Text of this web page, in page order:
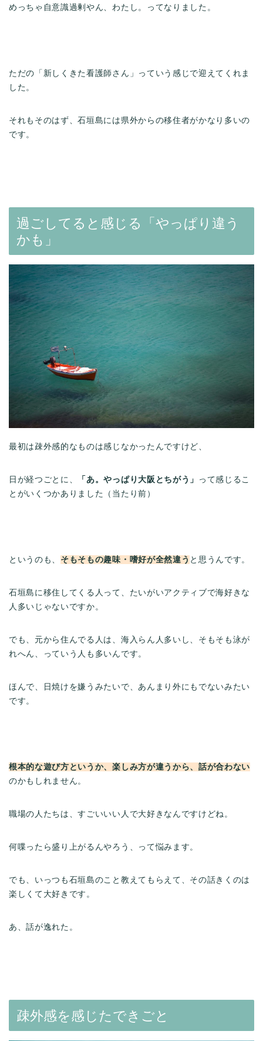
めっちゃ自意識過剰やん、わたし。ってなりました。
ただの「新しくきた看護師さん」っていう感じで迎えてくれま
した。
それもそのはず、石垣島には県外からの移住者がかなり多いの
です。
過ごしてると感じる「やっぱり違う
かも」
最初は疎外感的なものは感じなかったんですけど、
日が経つごとに、 「あ。やっぱり大阪とちがう」
って感じるこ
とがいくつかありました（当たり前）
というのも、 そもそもの趣味・嗜好が全然違う と思うんです。
石垣島に移住してくる人って、たいがいアクティブで海好きな
人多いじゃないですか。
でも、元から住んでる人は、海入らん人多いし、そもそも泳が
れへん、っていう人も多いんです。
ほんで、日焼けを嫌うみたいで、あんまり外にもでないみたい
です。
根本的な遊び方というか、楽しみ方が違うから、話が合わない
のかもしれません。
職場の人たちは、すごいいい人で大好きなんですけどね。
何喋ったら盛り上がるんやろう、って悩みます。
でも、いっつも石垣島のこと教えてもらえて、その話きくのは
楽しくて大好きです。
あ、話が逸れた。
疎外感を感じたできごと